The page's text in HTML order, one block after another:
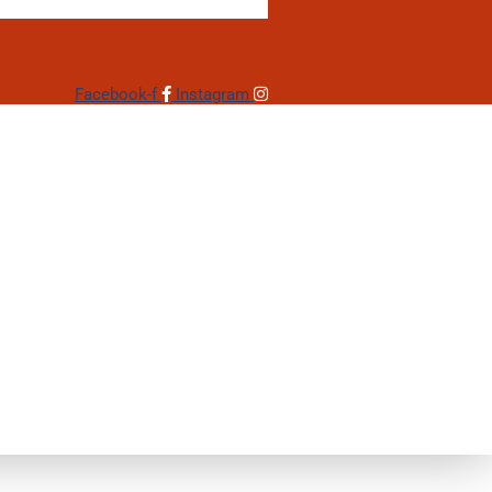
Facebook-f Instagram